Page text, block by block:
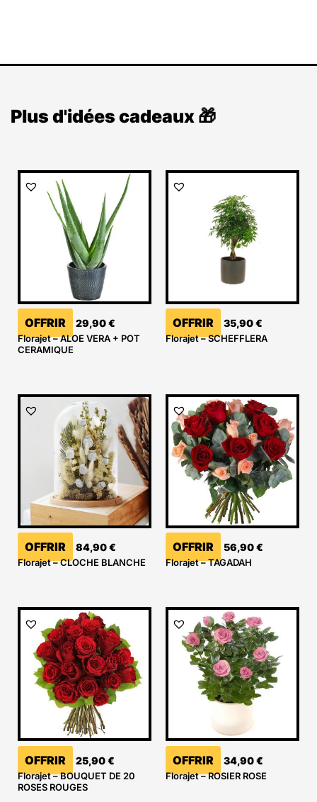
Plus d'idées cadeaux 🎁
OFFRIR 29,90€
Florajet – ALOE VERA + POT
CERAMIQUE
OFFRIR 35,90€
Florajet – SCHEFFLERA
OFFRIR 84,90€
Florajet – CLOCHE BLANCHE
OFFRIR 56,90€
Florajet – TAGADAH
OFFRIR 25,90€
Florajet – BOUQUET DE 20
ROSES ROUGES
OFFRIR 34,90€
Florajet – ROSIER ROSE